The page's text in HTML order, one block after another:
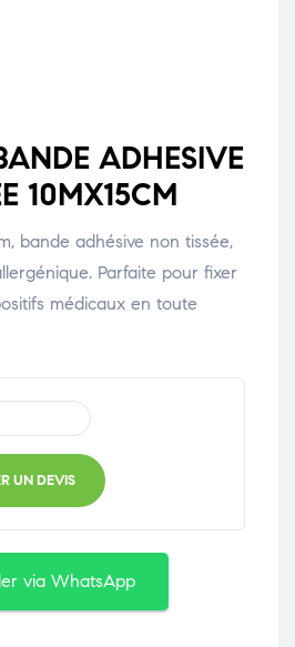
ADHESIVE
10MX15CM
bande adhésive non tissée,
Parfaite pour fixer
médicaux en toute
UN DEVIS
via WhatsApp